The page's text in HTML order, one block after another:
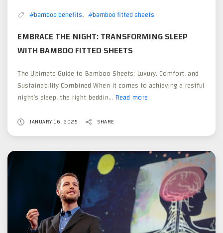
Amazon
#bamboo benefits, #bamboo fitted sheets
EMBRACE THE NIGHT: TRANSFORMING SLEEP
WITH BAMBOO FITTED SHEETS
The Ultimate Guide to Bamboo Sheets: Luxury, Comfort, and
Sustainability Combined When it comes to achieving a restful
night’s sleep, the right beddin... Read more
Transforming
with
Bamboo
Fitted
Sheets
JANUARY 16, 2025 SHARE